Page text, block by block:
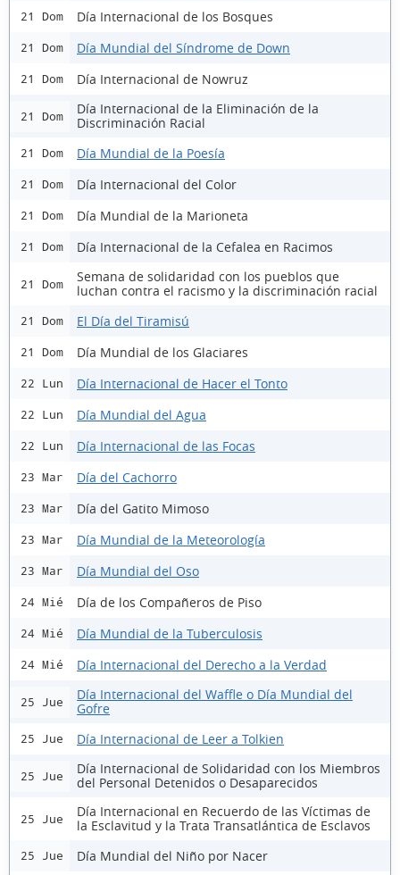
21 Dom Día Internacional de los Bosques
21 Dom Día Mundial del Síndrome de Down
21 Dom Día Internacional de Nowruz
21 Dom
Día Internacional de la Eliminación de la
Discriminación Racial
21 Dom Día Mundial de la Poesía
21 Dom Día Internacional del Color
21 Dom Día Mundial de la Marioneta
21 Dom Día Internacional de la Cefalea en Racimos
21 Dom
Semana de solidaridad con los pueblos que
luchan contra el racismo y la discriminación racial
21 Dom El Día del Tiramisú
21 Dom Día Mundial de los Glaciares
22 Lun Día Internacional de Hacer el Tonto
22 Lun Día Mundial del Agua
22 Lun Día Internacional de las Focas
23 Mar Día del Cachorro
23 Mar Día del Gatito Mimoso
23 Mar Día Mundial de la Meteorología
23 Mar Día Mundial del Oso
24 Mié Día de los Compañeros de Piso
24 Mié Día Mundial de la Tuberculosis
24 Mié Día Internacional del Derecho a la Verdad
25 Jue
Día Internacional del Waffle o Día Mundial del
Gofre
25 Jue Día Internacional de Leer a Tolkien
25 Jue
Día Internacional de Solidaridad con los Miembros
del Personal Detenidos o Desaparecidos
25 Jue
Día Internacional en Recuerdo de las Víctimas de
la Esclavitud y la Trata Transatlántica de Esclavos
25 Jue Día Mundial del Niño por Nacer